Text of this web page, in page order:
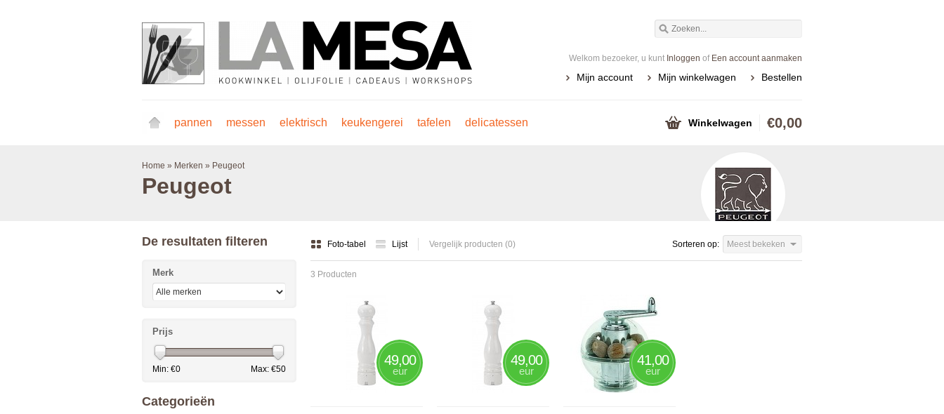
Welkom bezoeker, u kunt Inloggen of Een account aanmaken
Mijn account Mijn winkelwagen Bestellen
pannen messen elektrisch keukengerei tafelen delicatessen Winkelwagen €0,00
Home » Merken » Peugeot
Peugeot
Foto-tabel Lijst Vergelijk producten (0) Sorteren op: Meest bekeken
3 Producten
49,00
eur
49,00
eur
41,00
eur
De resultaten filteren
Merk
Prijs
Min: €0 Max: €50
Categorieën